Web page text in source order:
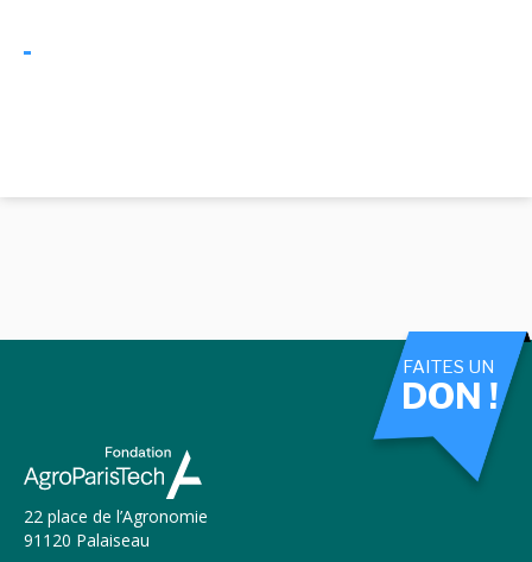
22 place de l’Agronomie
91120 Palaiseau
FAITES UN
DON !